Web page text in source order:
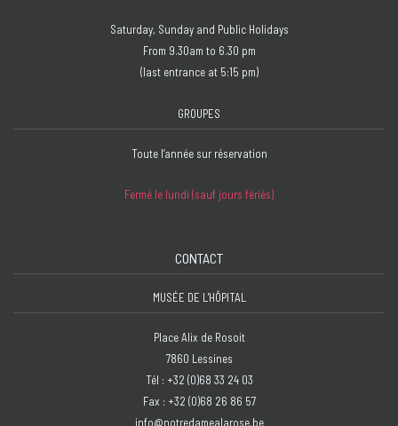
Saturday, Sunday and Public Holidays
From 9.30am to 6.30 pm
(last entrance at 5:15 pm)
GROUPES
Toute l’année sur réservation
Fermé le lundi (sauf jours fériés)
CONTACT
MUSÉE DE L'HÔPITAL
Place Alix de Rosoit
7860 Lessines
Tél : +32 (0)68 33 24 03
Fax : +32 (0)68 26 86 57
info@notredamealarose.be